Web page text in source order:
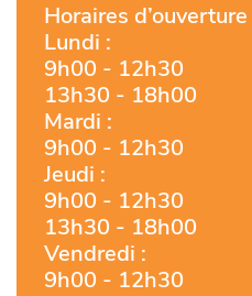
Horaires
Lundi :
9h00 - 12h30
13h30 - 18h00
Mardi :
9h00 - 12h30
Jeudi :
9h00 - 12h30
13h30 - 18h00
Vendredi :
9h00 - 12h30